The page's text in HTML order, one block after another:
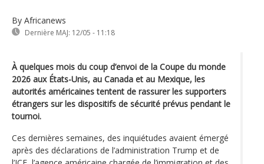
By Africanews
Dernière MAJ: 12/05 - 11:18
À quelques mois du coup d’envoi de la Coupe du monde
2026 aux États-Unis, au Canada et au Mexique, les
autorités américaines tentent de rassurer les supporters
étrangers sur les dispositifs de sécurité prévus pendant le
tournoi.
Ces dernières semaines, des inquiétudes avaient émergé
après des déclarations de l’administration Trump et de